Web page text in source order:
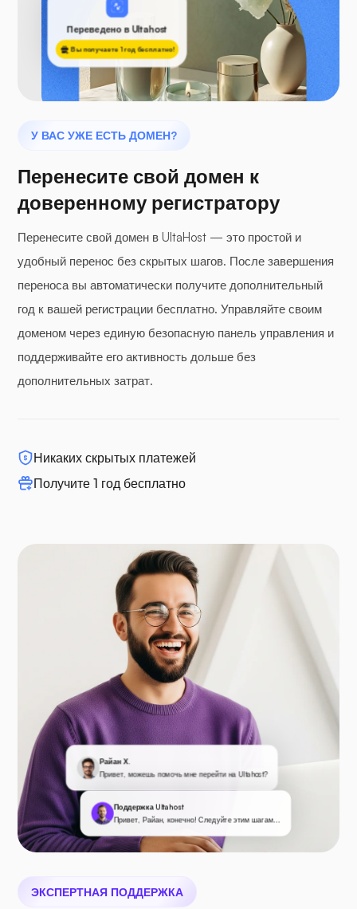
У ВАС УЖЕ ЕСТЬ ДОМЕН?
Перенесите свой домен к
доверенному регистратору
Перенесите свой домен в UltaHost — это простой и
удобный перенос без скрытых шагов. После завершения
переноса вы автоматически получите дополнительный
год к вашей регистрации бесплатно. Управляйте своим
доменом через единую безопасную панель управления и
поддерживайте его активность дольше без
дополнительных затрат.
Никаких скрытых платежей
Получите 1 год бесплатно
Переведено в Ultahost
Вы получаете 1 год бесплатно!
Райан Х.
Привет, можешь помочь мне перейти на Ultahost?
Поддержка Ultahost
Привет, Райан, конечно! Следуйте этим шагам...
ЭКСПЕРТНАЯ ПОДДЕРЖКА